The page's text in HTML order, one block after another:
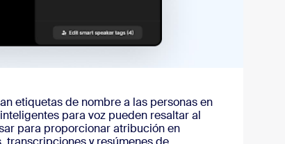
etiquetas de nombre a las personas en
para voz pueden resaltar al
para proporcionar atribución en